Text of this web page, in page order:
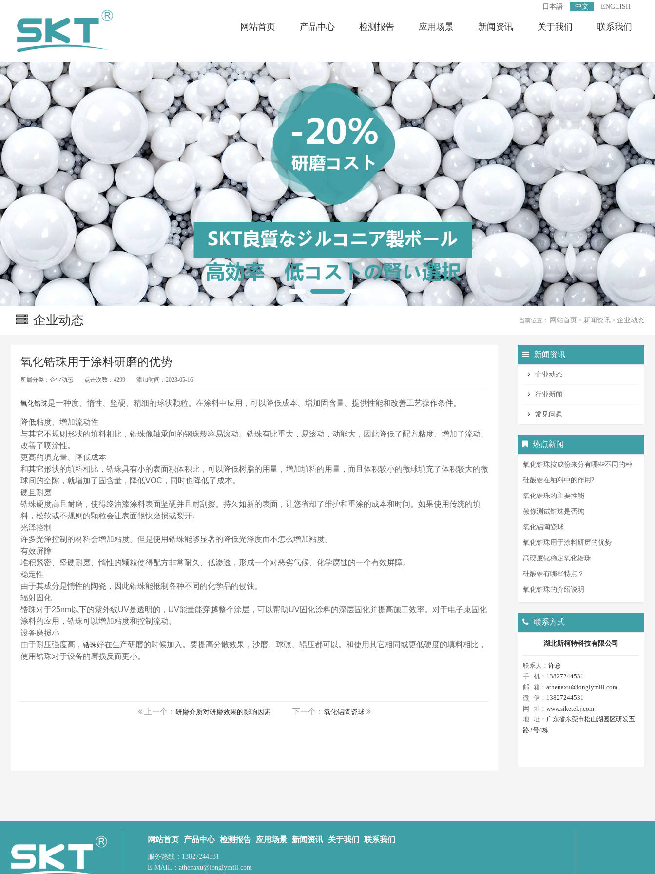
网站首页 产品中心 检测报告 应用场景 新闻资讯 关于我们 联系我们
日本語 中文 ENGLISH
企业动态 当前位置： 网站首页 > 新闻资讯 > 企业动态
氧化锆珠用于涂料研磨的优势
所属分类： 企业动态 点击次数： 4299 添加时间： 2023-05-16
氧化锆珠是一种度、惰性、坚硬、精细的球状颗粒。在涂料中应用，可以降低成本、增加固含量、提供性能和改善工艺操作条件。
降低粘度、增加流动性
与其它不规则形状的填料相比，锆珠像轴承间的钢珠般容易滚动。锆珠有比重大，易滚动，动能大，因此降低了配方粘度、增加了流动、
改善了喷涂性。
更高的填充量、降低成本
和其它形状的填料相比，锆珠具有小的表面积体积比，可以降低树脂的用量，增加填料的用量，而且体积较小的微球填充了体积较大的微
球间的空隙，就增加了固含量，降低VOC，同时也降低了成本。
硬且耐磨
锆珠硬度高且耐磨，使得终油漆涂料表面坚硬并且耐刮擦。持久如新的表面，让您省却了维护和重涂的成本和时间。如果使用传统的填
料，松软或不规则的颗粒会让表面很快磨损或裂开。
光泽控制
许多光泽控制的材料会增加粘度。但是使用锆珠能够显著的降低光泽度而不怎么增加粘度。
有效屏障
堆积紧密、坚硬耐磨、惰性的颗粒使得配方非常耐久、低渗透，形成一个对恶劣气候、化学腐蚀的一个有效屏障。
稳定性
由于其成分是惰性的陶瓷，因此锆珠能抵制各种不同的化学品的侵蚀。
辐射固化
锆珠对于25nm以下的紫外线UV是透明的，UV能量能穿越整个涂层，可以帮助UV固化涂料的深层固化并提高施工效率。对于电子束固化
涂料的应用，锆珠可以增加粘度和控制流动。
设备磨损小
由于耐压强度高， 锆珠好在生产研磨的时候加入。要提高分散效果，沙磨、球碾、辊压都可以。和使用其它相同或更低硬度的填料相比，
使用锆珠对于设备的磨损反而更小。
上一个： 研磨介质对研磨效果的影响因素 下一个： 氧化铝陶瓷球
新闻资讯
企业动态
行业新闻
常见问题
热点新闻
氧化锆珠按成份来分有哪些不同的种
类？
硅酸锆在釉料中的作用?
氧化锆珠的主要性能
教你测试锆珠是否纯
氧化铝陶瓷球
氧化锆珠用于涂料研磨的优势
高硬度钇稳定氧化锆珠
硅酸锆有哪些特点？
氧化锆珠的介绍说明
联系方式
湖北斯柯特科技有限公司
联系人： 许总
手 机： 13827244531
邮 箱： athenaxu@longlymill.com
微 信： 13827244531
网 址： www.siketekj.com
地 址： 广东省东莞市松山湖园区研发五
路2号4栋
网站首页 产品中心 检测报告 应用场景 新闻资讯 关于我们 联系我们
服务热线：13827244531
E-MAIL： athenaxu@longlymill.com